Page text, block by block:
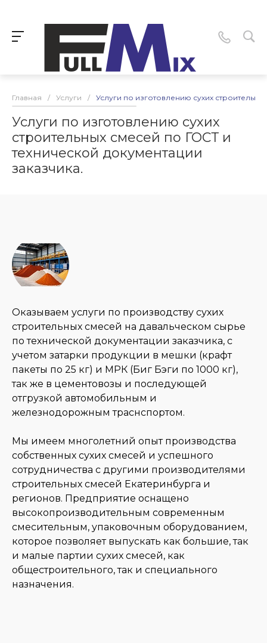
Главная / Услуги / Услуги по изготовлению сухих
Услуги по изготовлению сухих
строительных смесей по ГОСТ и
технической документации
заказчика.
Оказываем услуги по производству сухих
строительных смесей на давальческом сырье
по технической документации заказчика, с
учетом затарки продукции в мешки (крафт
пакеты по 25 кг) и МРК (Биг Бэги по 1000 кг),
так же в цементовозы и последующей
отгрузкой автомобильным и
железнодорожным траснспортом.
Мы имеем многолетний опыт производства
собственных сухих смесей и успешного
сотрудничества с другими производителями
строительных смесей Екатеринбурга и
регионов. Предприятие оснащено
высокопроизводительным современным
смесительным, упаковочным оборудованием,
которое позволяет выпускать как большие, так
и малые партии сухих смесей, как
общестроительного, так и специального
назначения.